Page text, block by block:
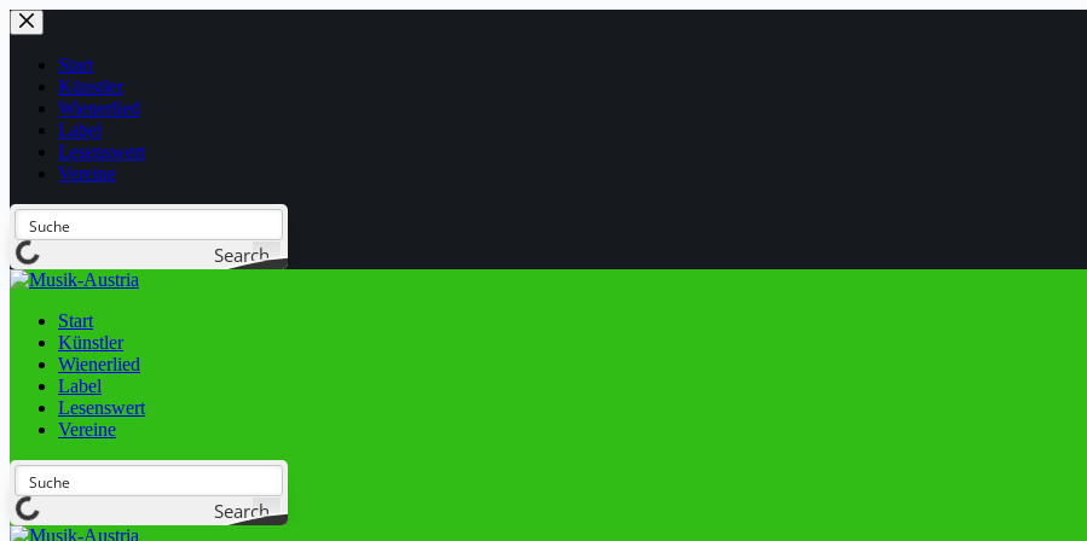
Start
Künstler
Wienerlied
Label
Lesenswert
Vereine
Search
Start
Künstler
Wienerlied
Label
Lesenswert
Vereine
Search